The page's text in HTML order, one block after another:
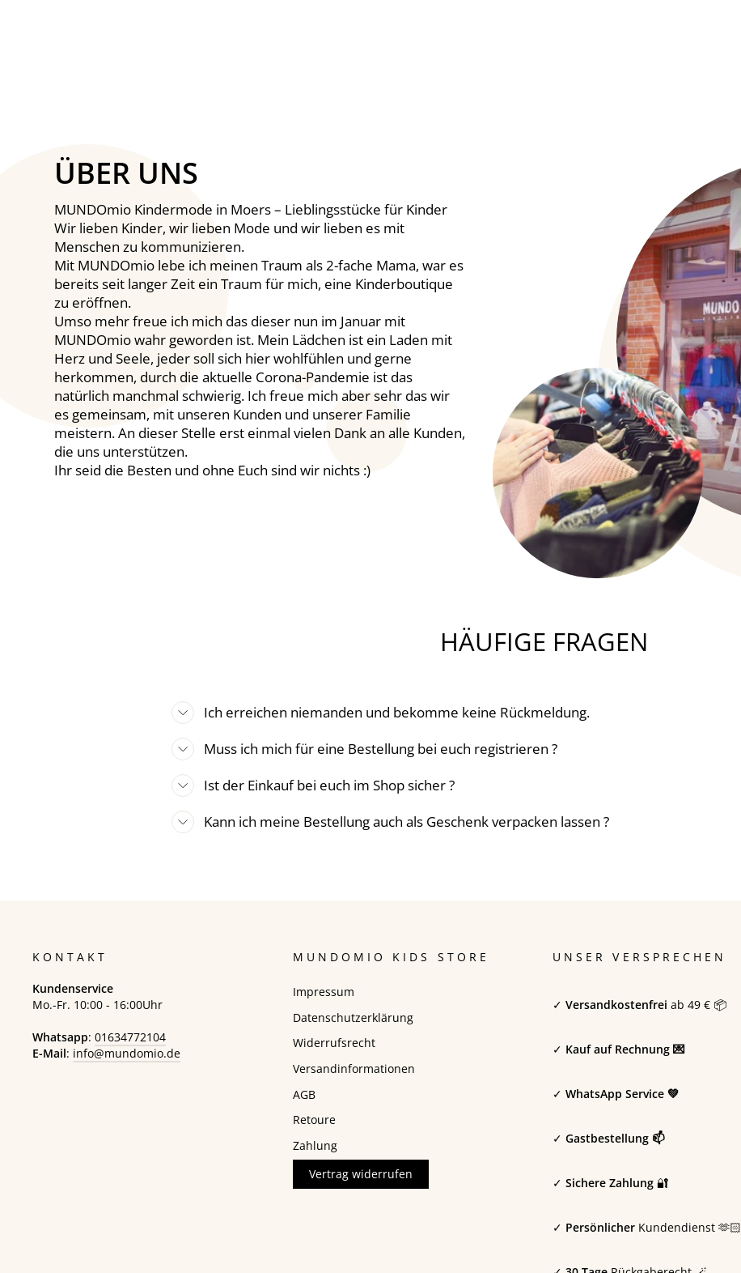
ÜBER UNS
MUNDOmio Kindermode in Moers – Lieblingsstücke für Kinder
Wir lieben Kinder, wir lieben Mode und wir lieben es mit
Menschen zu kommunizieren.
Mit MUNDOmio lebe ich meinen Traum als 2-fache Mama, war es
bereits seit langer Zeit ein Traum für mich, eine Kinderboutique
zu eröffnen.
Umso mehr freue ich mich das dieser nun im Januar mit
MUNDOmio wahr geworden ist. Mein Lädchen ist ein Laden mit
Herz und Seele, jeder soll sich hier wohlfühlen und gerne
herkommen, durch die aktuelle Corona-Pandemie ist das
natürlich manchmal schwierig. Ich freue mich aber sehr das wir
es gemeinsam, mit unseren Kunden und unserer Familie
meistern. An dieser Stelle erst einmal vielen Dank an alle Kunden,
die uns unterstützen.
Ihr seid die Besten und ohne Euch sind wir nichts :)
HÄUFIGE FRAGEN
Ich erreichen niemanden und bekomme keine Rückmeldung.
Muss ich mich für eine Bestellung bei euch registrieren ?
Ist der Einkauf bei euch im Shop sicher ?
Kann ich meine Bestellung auch als Geschenk verpacken lassen ?
KONTAKT
Kundenservice
Mo.-Fr. 10:00 - 16:00Uhr
Whatsapp: 01634772104
E-Mail: info@mundomio.de
MUNDOMIO KIDS STORE
Impressum
Datenschutzerklärung
Widerrufsrecht
Versandinformationen
AGB
Retoure
Zahlung
Vertrag widerrufen
UNSER VERSPRECHEN
✓ Versandkostenfrei ab 49 € 📦
✓ Kauf auf Rechnung 💌
✓ WhatsApp Service 💚
✓ Gastbestellung 📫
✓ Sichere Zahlung 🔐
✓ Persönlicher Kundendienst 🫶🏻